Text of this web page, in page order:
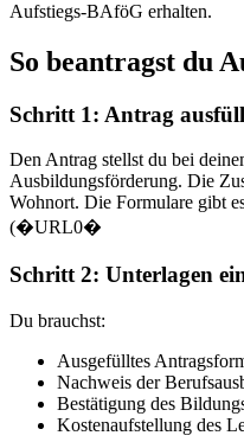
Aufstiegs-BAföG erhalten.
So beantragst du
Schritt 1: Antrag
Den Antrag stellst du bei
Ausbildungsförderung. Die
Wohnort. Die Formulare gibt
(�URL0�
Schritt 2: Unterlagen
Du brauchst:
Ausgefülltes
Nachweis der
Bestätigung des
Kostenaufstellung des